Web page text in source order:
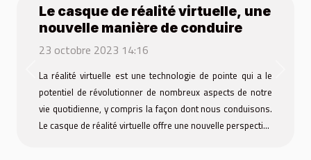
Le casque de réalité virtuelle, une
nouvelle manière de conduire
23 octobre 2023 14:16
La réalité virtuelle est une technologie de pointe qui a le
potentiel de révolutionner de nombreux aspects de notre
vie quotidienne, y compris la façon dont nous conduisons.
Le casque de réalité virtuelle offre une nouvelle perspective
Previous